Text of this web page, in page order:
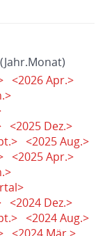
(Jahr.Monat)
<2026 Apr.>
<2025 Dez.>
<2025 Aug.>
<2025 Apr.>
<2024 Dez.>
<2024 Aug.>